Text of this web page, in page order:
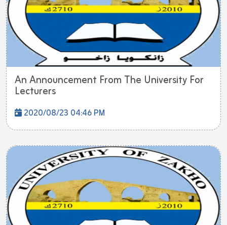
An Announcement From The University For
Lecturers
2020/08/23 04:46 PM